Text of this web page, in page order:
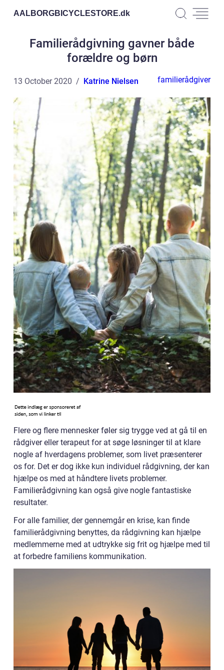
AALBORGBICYCLESTORE.dk
Familierådgivning gavner både
forældre og børn
13 October 2020 Katrine Nielsen familierådgiver
Flere og flere mennesker føler sig trygge ved at gå til en
rådgiver eller terapeut for at søge løsninger til at klare
nogle af hverdagens problemer, som livet præsenterer
os for. Det er dog ikke kun individuel rådgivning, der kan
hjælpe os med at håndtere livets problemer.
Familierådgivning kan også give nogle fantastiske
resultater.
For alle familier, der gennemgår en krise, kan finde
familierådgivning benyttes, da rådgivning kan hjælpe
medlemmerne med at udtrykke sig frit og hjælpe med til
at forbedre familiens kommunikation.